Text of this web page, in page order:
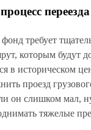
переезда
требует
которым будут
в историческом
проезд
он слишком мал,
тяжелые